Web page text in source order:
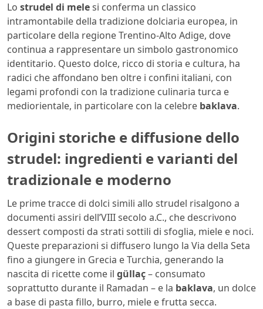
Lo strudel di melesi conferma un classico
intramontabile della tradizione dolciaria europea, in
particolare della regione Trentino-Alto Adige, dove
continua a rappresentare un simbolo gastronomico
identitario. Questo dolce, ricco di storia e cultura, ha
radici che affondano ben oltre i confini italiani, con
legami profondi con la tradizione culinaria turca e
mediorientale, in particolare con la celebre baklava.
Origini storiche e diffusione dello
strudel: ingredienti e varianti del
tradizionale e moderno
Le prime tracce di dolci simili allo strudel risalgono a
documenti assiri dell’VIII secolo a.C., che descrivono
dessert composti da strati sottili di sfoglia, miele e noci.
Queste preparazioni si diffusero lungo la Via della Seta
fino a giungere in Grecia e Turchia, generando la
nascita di ricette come il güllaç– consumato
soprattutto durante il Ramadan – e la baklava, un dolce
a base di pasta fillo, burro, miele e frutta secca.